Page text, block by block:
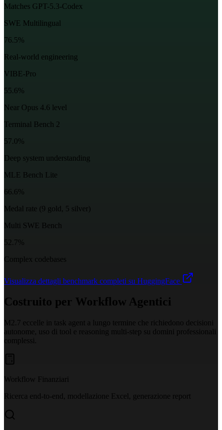
Matches GPT-5.3-Codex
SWE Multilingual
76.5%
Real-world engineering
VIBE-Pro
55.6%
Near Opus 4.6 level
Terminal Bench 2
57.0%
Deep system understanding
MLE Bench Lite
66.6%
Medal rate (9 gold, 5 silver)
Multi SWE Bench
52.7%
Complex codebases
Visualizza dettagli benchmark completi su HuggingFace
Costruito per Workflow Agentici
M2.7 eccelle in task agent a lungo termine che richiedono decisioni
autonome, uso di tool e reasoning multi-step su domini professionali
complessi.
Workflow Finanziari
Ricerca end-to-end, modellazione Excel, generazione report